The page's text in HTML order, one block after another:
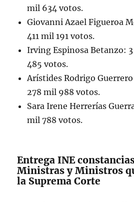
mil 634 votos.
Giovanni Azael Figueroa
411 mil 191 votos.
Irving Espinosa Betanzo:
485 votos.
Arístides Rodrigo
278 mil 988 votos.
Sara Irene Herrerías
mil 788 votos.
Entrega INE
Ministras y Ministros
la Suprema Corte